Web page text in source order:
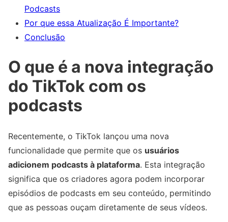
Podcasts
Por que essa Atualização É Importante?
Conclusão
O que é a nova integração
do TikTok com os
podcasts
Recentemente, o TikTok lançou uma nova
funcionalidade que permite que os usuários
adicionem podcasts à plataforma. Esta integração
significa que os criadores agora podem incorporar
episódios de podcasts em seu conteúdo, permitindo
que as pessoas ouçam diretamente de seus vídeos.